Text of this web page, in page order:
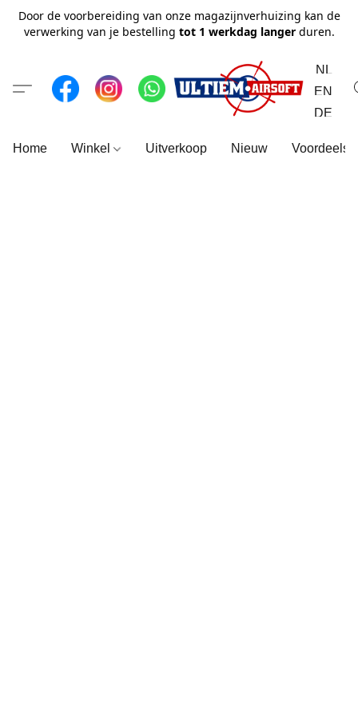
Door de voorbereiding van onze magazijnverhuizing kan de
verwerking van je bestelling tot 1 werkdag langerduren.
NL
EN
DE
Home Winkel Uitverkoop Nieuw